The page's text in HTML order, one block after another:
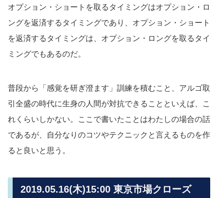
オプション・ショートを取るタイミングはオプション・ロ
ングを返済するタイミングであり、オプション・ショート
を返済するタイミングは、オプション・ロングを取るタイ
ミングでもあるのだ。
普段から「感覚を研ぎ澄ます」訓練を積むこと、アルゴ取
引全盛の時代に生身の人間が対抗できることといえば、こ
れくらいしかない。ここで書いたことはわたしの場合の話
であるが、自分なりのコツやテクニックと言えるものを作
ると良いと思う。
2019.05.16(木)15:00 東京市場クローズ